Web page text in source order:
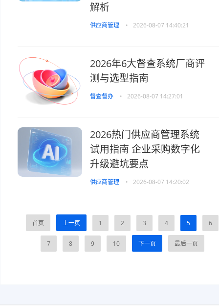
解析
供应商管理 • 2026-08-07 14:40:21
2026年6大督查系统厂商评
测与选型指南
督查督办 • 2026-08-07 14:27:01
2026热门供应商管理系统
试用指南 企业采购数字化
升级避坑要点
供应商管理 • 2026-08-07 14:20:02
首页 上一页 1 2 3 4 5 6
7 8 9 10 下一页 最后一页